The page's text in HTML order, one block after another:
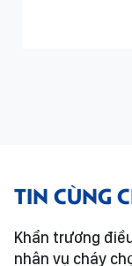
TIN CÙNG
Khẩn trương
nhân vụ cháy